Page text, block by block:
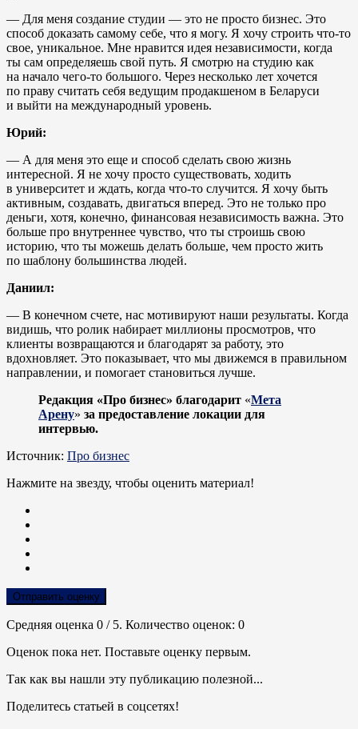
— Для меня создание студии — это не просто бизнес. Это
способ доказать самому себе, что я могу. Я хочу строить что-то
свое, уникальное. Мне нравится идея независимости, когда
ты сам определяешь свой путь. Я смотрю на студию как
на начало чего-то большого. Через несколько лет хочется
по праву считать себя ведущим продакшеном в Беларуси
и выйти на международный уровень.
Юрий:
— А для меня это еще и способ сделать свою жизнь
интересной. Я не хочу просто существовать, ходить
в университет и ждать, когда что-то случится. Я хочу быть
активным, создавать, двигаться вперед. Это не только про
деньги, хотя, конечно, финансовая независимость важна. Это
больше про внутреннее чувство, что ты строишь свою
историю, что ты можешь делать больше, чем просто жить
по шаблону большинства людей.
Даниил:
— В конечном счете, нас мотивируют наши результаты. Когда
видишь, что ролик набирает миллионы просмотров, что
клиенты возвращаются и благодарят за работу, это
вдохновляет. Это показывает, что мы движемся в правильном
направлении, и помогает становиться лучше.
Редакция «Про бизнес» благодарит «Мета
Арену» за предоставление локации для
интервью.
Источник: Про бизнес
Нажмите на звезду, чтобы оценить материал!
Отправить оценку
Средняя оценка 0 / 5. Количество оценок: 0
Оценок пока нет. Поставьте оценку первым.
Так как вы нашли эту публикацию полезной...
Поделитесь статьей в соцсетях!